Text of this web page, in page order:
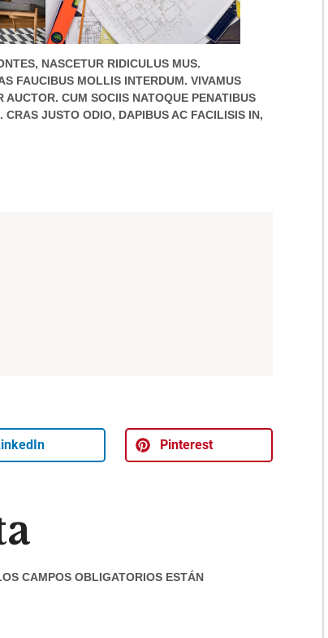
NASCETUR RIDICULUS MUS.
FAUCIBUS MOLLIS INTERDUM. VIVAMUS
CUM SOCIIS NATOQUE PENATIBUS
JUSTO ODIO, DAPIBUS AC FACILISIS IN,
Pinterest
CAMPOS OBLIGATORIOS ESTÁN